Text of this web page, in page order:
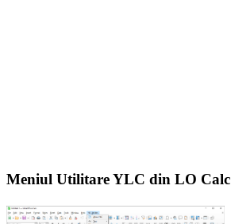
Meniul Utilitare YLC din LO Calc